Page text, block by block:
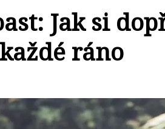
Jak si
ráno